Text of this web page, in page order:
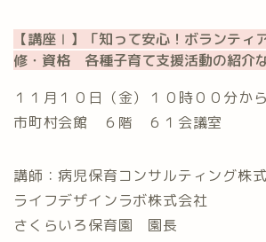
【講座Ⅰ】「知って安心！ボランティ
修・資格 各種子育て支援活動の紹介
１１月１０日（金）⁡１０時００分か
市町村会館 ６階 ６１会議室
講師：病児保育コンサルティング株
ライフデザインラボ株式会社
さくらいろ保育園 園長